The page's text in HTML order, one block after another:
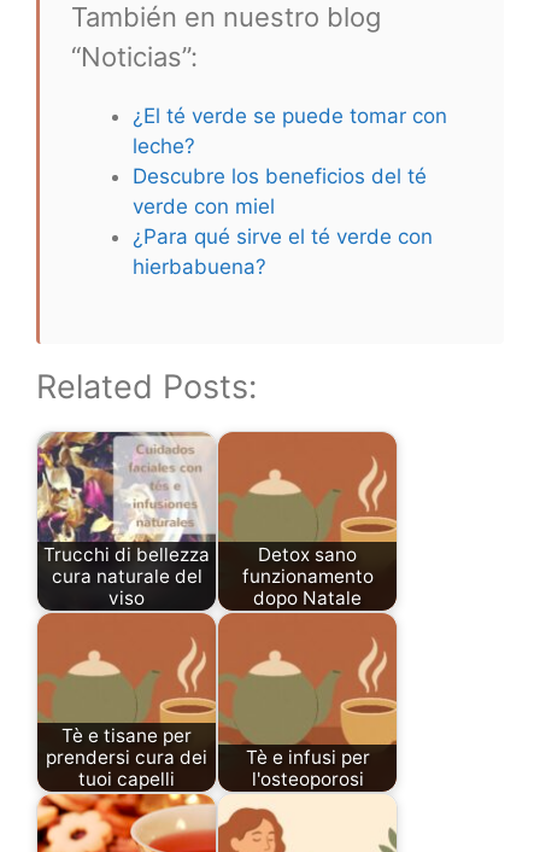
También en nuestro blog
“Noticias”:
¿El té verde se puede tomar con
leche?
Descubre los beneficios del té
verde con miel
¿Para qué sirve el té verde con
hierbabuena?
Related Posts:
Trucchi di bellezza
cura naturale del
viso
Detox sano
funzionamento
dopo Natale
Tè e tisane per
prendersi cura dei
tuoi capelli
Tè e infusi per
l'osteoporosi